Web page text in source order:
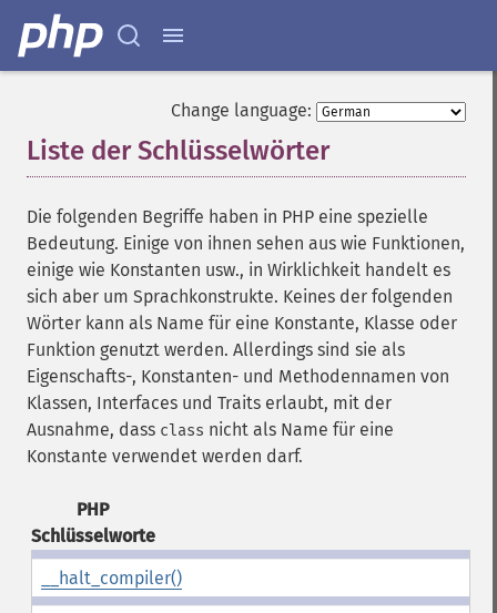
Change language:
Liste der Schlüsselwörter¶
Die folgenden Begriffe haben in PHP eine spezielle
Bedeutung. Einige von ihnen sehen aus wie Funktionen,
einige wie Konstanten usw., in Wirklichkeit handelt es
sich aber um Sprachkonstrukte. Keines der folgenden
Wörter kann als Name für eine Konstante, Klasse oder
Funktion genutzt werden. Allerdings sind sie als
Eigenschafts-, Konstanten- und Methodennamen von
Klassen, Interfaces und Traits erlaubt, mit der
Ausnahme, dass class nicht als Name für eine
Konstante verwendet werden darf.
PHP
Schlüsselworte
__halt_compiler()